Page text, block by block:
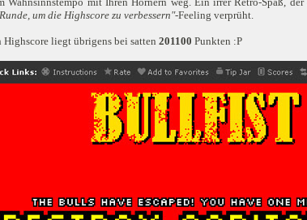
um die Highscore zu verbessern"-Feeling verprüht.
Highscore liegt übrigens bei satten 201100 Punkten :P